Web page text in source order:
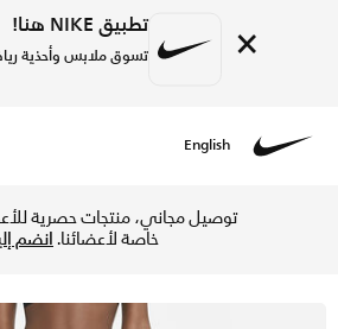
× تطبيق NIKE هنا!
تسوق ملابس وأحذية
English
توصيل مجاني، منتجات حصرية
خاصة لأعضائنا.انضم